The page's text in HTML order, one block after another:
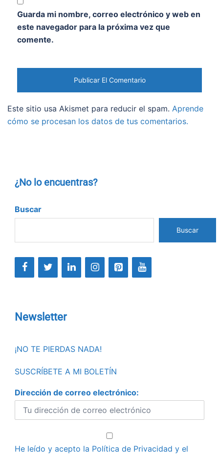
Guarda mi nombre, correo electrónico y web en
este navegador para la próxima vez que
comente.
Este sitio usa Akismet para reducir el spam. Aprende
cómo se procesan los datos de tus comentarios.
¿No lo encuentras?
Buscar
Buscar
Newsletter
¡NO TE PIERDAS NADA!
SUSCRÍBETE A MI BOLETÍN
Dirección de correo electrónico:
He leído y acepto la Política de Privacidad y el